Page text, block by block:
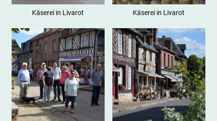
Käserei in Livarot Käserei in Livarot